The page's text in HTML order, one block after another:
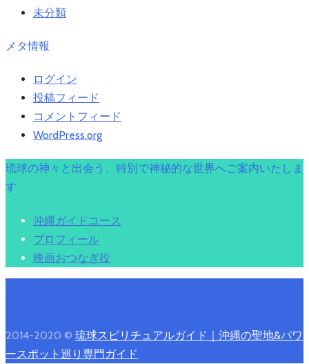
未分類
メタ情報
ログイン
投稿フィード
コメントフィード
WordPress.org
琉球の神々と出会う、特別で神秘的な世界へご案内いたしま
す
沖縄ガイドコース
プロフィール
映画おつなぎ役
2014-2020 © 琉球スピリチュアルガイド｜沖縄の聖地&パワ
ースポット巡り専門ガイド